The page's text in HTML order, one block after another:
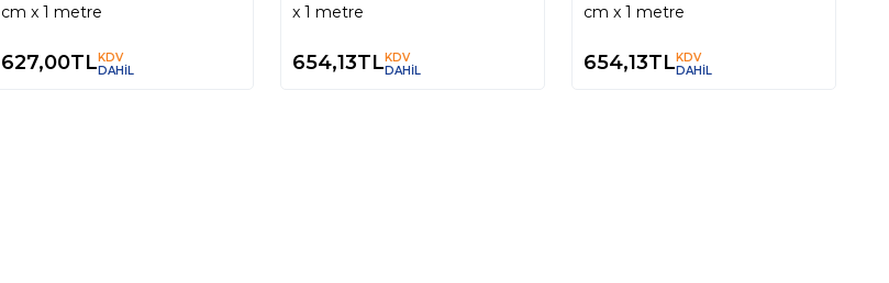
cm x 1 metre
627,00TLKDV
DAHİL
x 1 metre
654,13TLKDV
DAHİL
cm x 1 metre
654,13TLKDV
DAHİL